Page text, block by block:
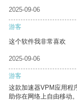
2025-09-06
游客
这个软件我非常喜欢
2025-09-06
游客
这款加速器VPM应用程
助你在网络上自由移动。